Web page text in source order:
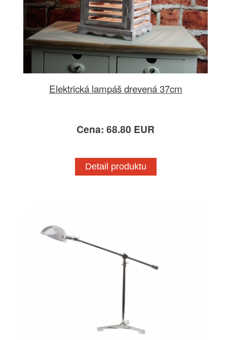
Elektrická lampáš drevená 37cm
Cena: 68.80 EUR
Detail produktu